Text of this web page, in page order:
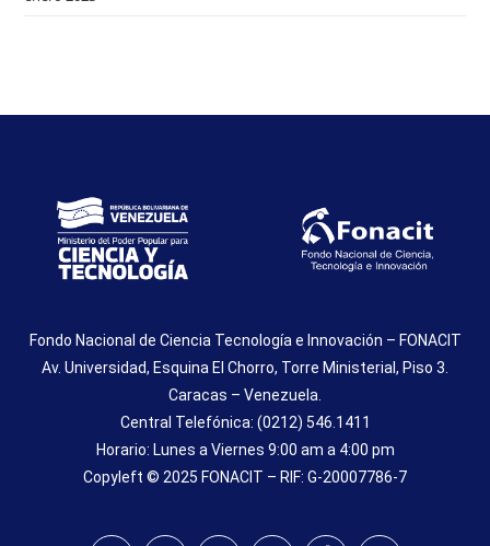
Fondo Nacional de Ciencia Tecnología e Innovación – FONACIT
Av. Universidad, Esquina El Chorro, Torre Ministerial, Piso 3.
Caracas – Venezuela.
Central Telefónica: (0212) 546.1411
Horario: Lunes a Viernes 9:00 am a 4:00 pm
Copyleft © 2025 FONACIT – RIF: G-20007786-7